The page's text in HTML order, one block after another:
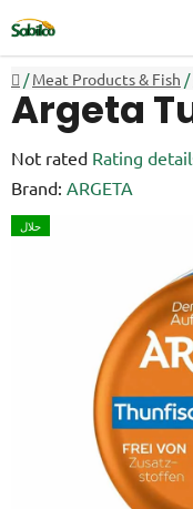
to
content
Home
/ Meat Products & Fish /
Argeta
The
average
product
Not rated Rating
Brand: ARGETA
حلال